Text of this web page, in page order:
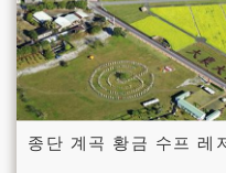
종단 계곡 황금 수프 레